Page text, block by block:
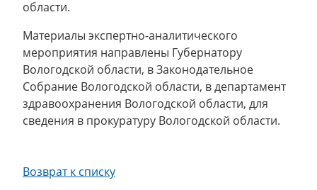
области.
Материалы экспертно-аналитического
мероприятия направлены Губернатору
Вологодской области, в Законодательное
Собрание Вологодской области, в департамент
здравоохранения Вологодской области, для
сведения в прокуратуру Вологодской области.
Возврат к списку